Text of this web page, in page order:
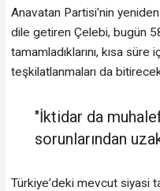
Anavatan Partisi'nin yeniden
dile getiren Çelebi, bugün
tamamladıklarını, kısa
teşkilatlanmaları da
"İktidar da
sorunlarından
Türkiye'deki mevcut siyasi